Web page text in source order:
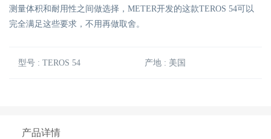
测量体积和耐用性之间做选择，METER开发的这款TEROS 54可以
完全满足这些要求，不用再做取舍。
型号 : TEROS 54 产地 : 美国
产品详情